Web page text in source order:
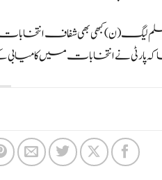
پارٹی نے انتخابات میں کامیابی